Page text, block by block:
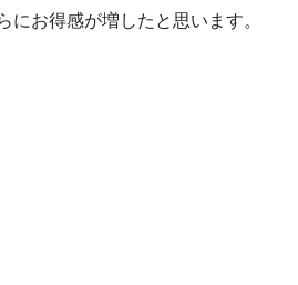
にお得感が増したと思います。